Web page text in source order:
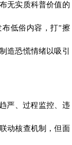
无实质科普价值的
布低俗内容，打"擦
造恐慌情绪以吸引
严、过程监控、违
动核查机制，但面